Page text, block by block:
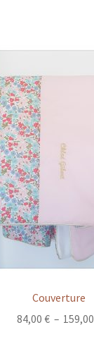
Couverture
84,00 € – 159,00